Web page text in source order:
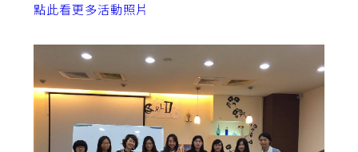
點此看更多活動照片